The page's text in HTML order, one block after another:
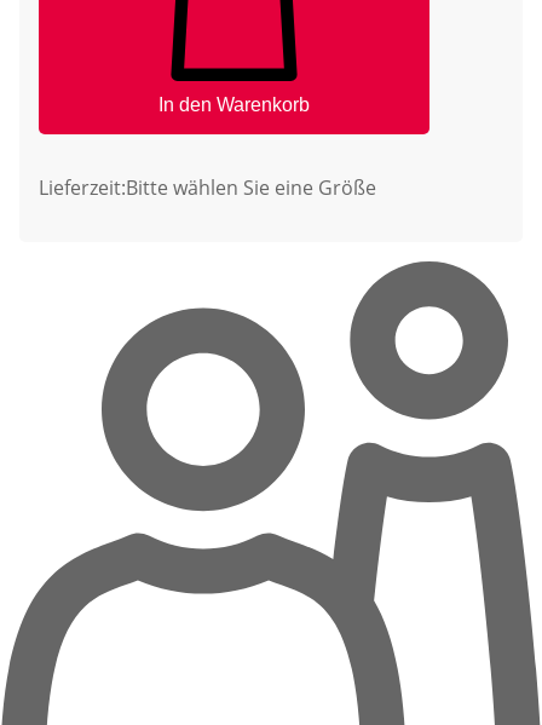
In den Warenkorb
Lieferzeit:Bitte wählen Sie eine Größe